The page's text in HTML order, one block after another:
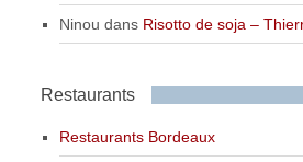
Ninou dans Risotto de soja –
Restaurants
Restaurants Bordeaux